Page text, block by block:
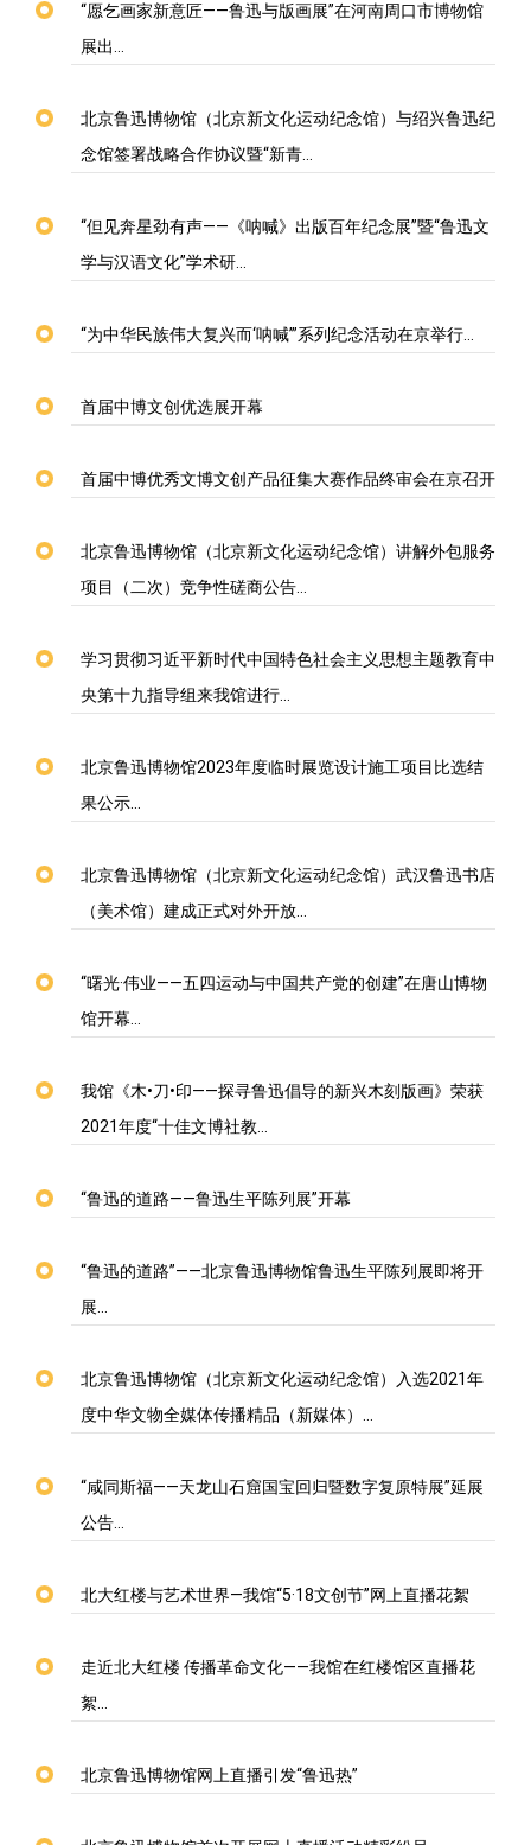
“愿乞画家新意匠——鲁迅与版画展”在河南周口市博物馆
展出…
北京鲁迅博物馆（北京新文化运动纪念馆）与绍兴鲁迅纪
念馆签署战略合作协议暨“新青…
“但见奔星劲有声——《呐喊》出版百年纪念展”暨“鲁迅文
学与汉语文化”学术研…
“为中华民族伟大复兴而‘呐喊’”系列纪念活动在京举行…
首届中博文创优选展开幕
首届中博优秀文博文创产品征集大赛作品终审会在京召开
北京鲁迅博物馆（北京新文化运动纪念馆）讲解外包服务
项目（二次）竞争性磋商公告…
学习贯彻习近平新时代中国特色社会主义思想主题教育中
央第十九指导组来我馆进行…
北京鲁迅博物馆2023年度临时展览设计施工项目比选结
果公示…
北京鲁迅博物馆（北京新文化运动纪念馆）武汉鲁迅书店
（美术馆）建成正式对外开放…
“曙光·伟业——五四运动与中国共产党的创建”在唐山博物
馆开幕…
我馆《木•刀•印——探寻鲁迅倡导的新兴木刻版画》荣获
2021年度“十佳文博社教…
“鲁迅的道路——鲁迅生平陈列展”开幕
“鲁迅的道路”——北京鲁迅博物馆鲁迅生平陈列展即将开
展…
北京鲁迅博物馆（北京新文化运动纪念馆）入选2021年
度中华文物全媒体传播精品（新媒体）…
“咸同斯福——天龙山石窟国宝回归暨数字复原特展”延展
公告…
北大红楼与艺术世界—我馆“5·18文创节”网上直播花絮
走近北大红楼 传播革命文化——我馆在红楼馆区直播花
絮…
北京鲁迅博物馆网上直播引发“鲁迅热”